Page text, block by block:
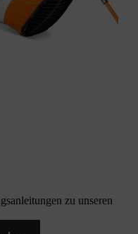
zu unseren